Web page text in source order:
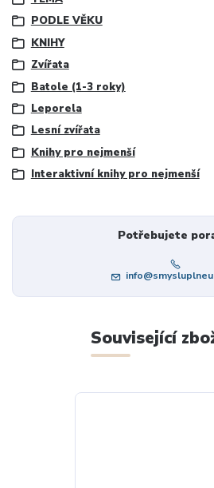
PODLE VĚKU
KNIHY
Zvířata
Batole (1-3 roky)
Leporela
Lesní zvířata
Knihy pro nejmenší
Interaktivní knihy pro nejmenší
Potřebujete
Související